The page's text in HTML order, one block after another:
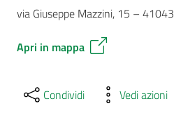
via Giuseppe Mazzini, 15 – 41043
Apri in mappa
Condividi Vedi azioni